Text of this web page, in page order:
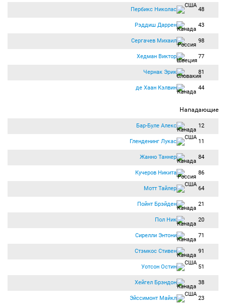
Пербикс Николас 48
Рэддиш Даррен 43
Сергачев Михаил 98
Хедман Виктор 77
Чернак Эрик 81
де Хаан Кэлвин 44
Нападающие
Бар-Буле Алекс 12
Гленденинг Лукас 11
Жанно Таннер 84
Кучеров Никита 86
Мотт Тайлер 64
Пойнт Брэйден 21
Пол Ник 20
Сирелли Энтони 71
Стэмкос Стивен 91
Уотсон Остин 51
Хейгел Брэндон 38
Эйссимонт Майкл 23